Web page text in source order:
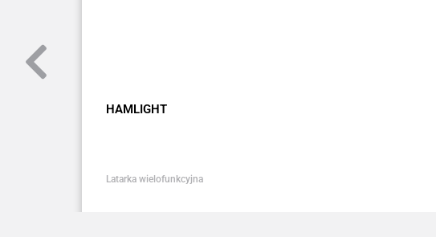
HAMLIGHT
Latarka wielofunkcyjna